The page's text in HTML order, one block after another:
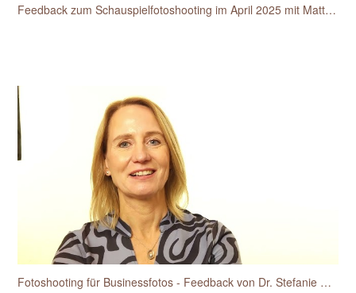
Feedback zum Schauspielfotoshooting im April 2025 mit Matthias van den Berg
Fotoshooting für Businessfotos - Feedback von Dr. Stefanie Hansen-Heidelk